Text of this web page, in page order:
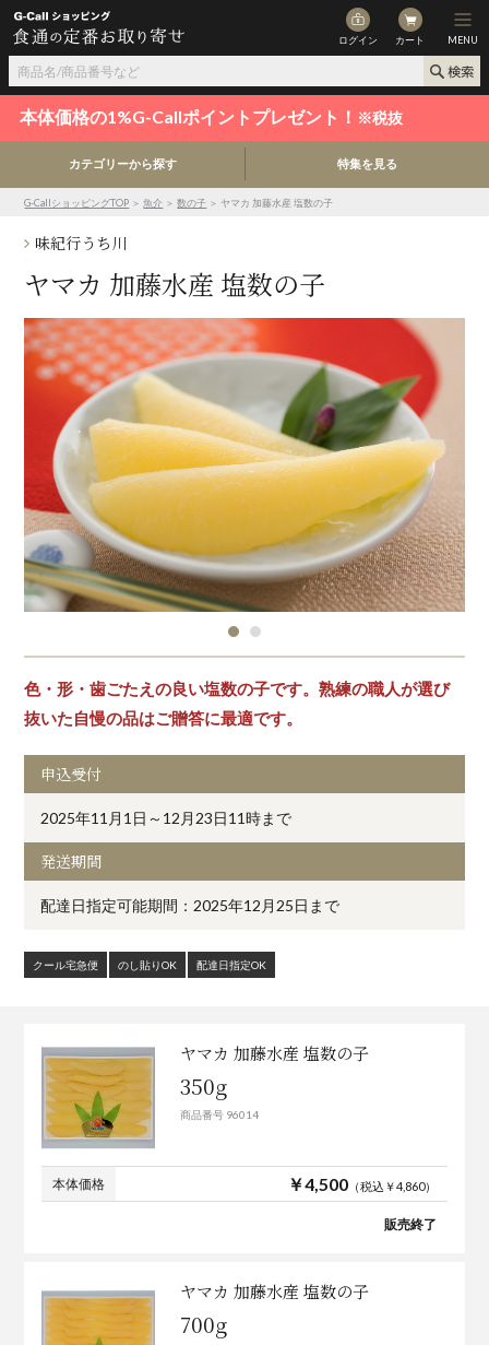
ログイン カート MENU
本体価格の1%G-Callポイントプレゼント！ ※税抜
カテゴリーから探す 特集を見る
G-CallショッピングTOP ＞魚介 ＞数の子 ＞ ヤマカ 加藤水産 塩数の子
味紀行うち川
ヤマカ 加藤水産 塩数の子
色・形・歯ごたえの良い塩数の子です。熟練の職人が選び
抜いた自慢の品はご贈答に最適です。
申込受付
2025年11月1日～12月23日11時まで
発送期間
配達日指定可能期間：2025年12月25日まで
クール宅急便 のし貼りOK 配達日指定OK
ヤマカ 加藤水産 塩数の子
350g
商品番号 96014
本体価格 ￥4,500（税込￥4,860）
販売終了
ヤマカ 加藤水産 塩数の子
700g